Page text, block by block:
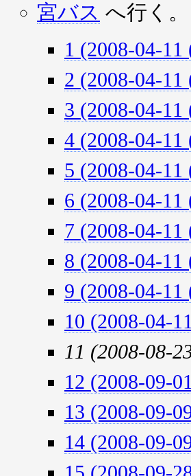
宮バス へ行く。
1 (2008-04-
2 (2008-04-
3 (2008-04-
4 (2008-04-11
5 (2008-04-
6 (2008-04-
7 (2008-04-
8 (2008-04-
9 (2008-04-
10 (2008-04-
11 (2008-08-
12 (2008-09-
13 (2008-09-
14 (2008-09-